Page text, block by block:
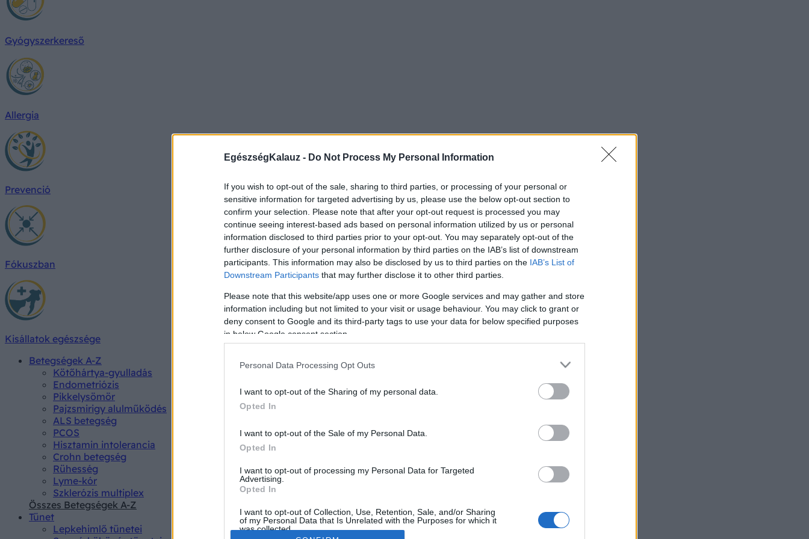
EgészségKalauz - Do Not Process My Personal Information
If you wish to opt-out of the sale, sharing to third parties, or processing of your personal or
sensitive information for targeted advertising by us, please use the below opt-out section to
confirm your selection. Please note that after your opt-out request is processed you may
continue seeing interest-based ads based on personal information utilized by us or personal
information disclosed to third parties prior to your opt-out. You may separately opt-out of the
further disclosure of your personal information by third parties on the IAB’s list of downstream
participants. This information may also be disclosed by us to third parties on the IAB’s List of
Downstream Participants that may further disclose it to other third parties.
Please note that this website/app uses one or more Google services and may gather and store
information including but not limited to your visit or usage behaviour. You may click to grant or
deny consent to Google and its third-party tags to use your data for below specified purposes
in below Google consent section.
Personal Data Processing Opt Outs
I want to opt-out of the Sharing of my personal data.
Opted In
I want to opt-out of the Sale of my Personal Data.
Opted In
I want to opt-out of processing my Personal Data for Targeted
Advertising.
Opted In
I want to opt-out of Collection, Use, Retention, Sale, and/or Sharing
of my Personal Data that Is Unrelated with the Purposes for which it
was collected.
Gyógyszerkereső
Allergia
Prevenció
Fókuszban
Kisállatok egészsége
Betegségek A-Z
Kötőhártya-gyulladás
Endometriózis
Pikkelysömör
Pajzsmirigy alulműködés
ALS betegség
PCOS
Hisztamin intolerancia
Crohn betegség
Rühesség
Lyme-kór
Szklerózis multiplex
Összes Betegségek A-Z
Tünet
Lepkehimlő tünetei